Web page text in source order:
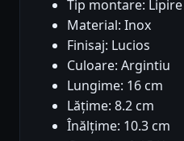
Tip montare: Lipire
Material: Inox
Finisaj: Lucios
Culoare: Argintiu
Lungime: 16 cm
Lățime: 8.2 cm
Înălțime: 10.3 cm